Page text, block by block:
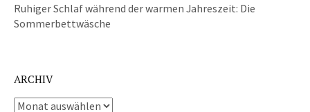
Ruhiger Schlaf während der warmen Jahreszeit: Die
Sommerbettwäsche
ARCHIV
Archiv